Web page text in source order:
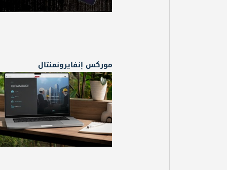
موركس إنفايرونمنتال